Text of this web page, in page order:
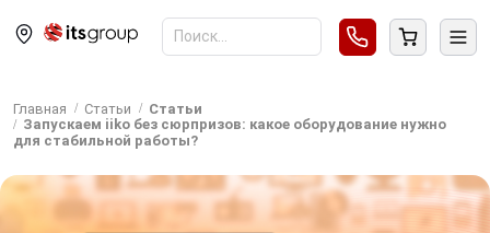
Главная Статьи
Статьи
Запускаем iiko без сюрпризов: какое оборудование нужно
для стабильной работы?